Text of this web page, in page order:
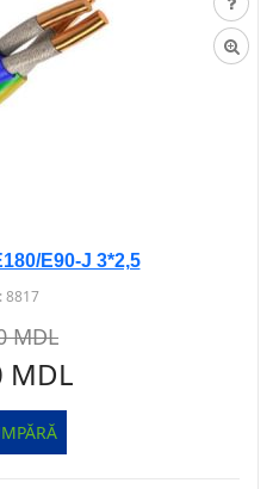
E90-J 3*2,5
8817
MDL
MDL